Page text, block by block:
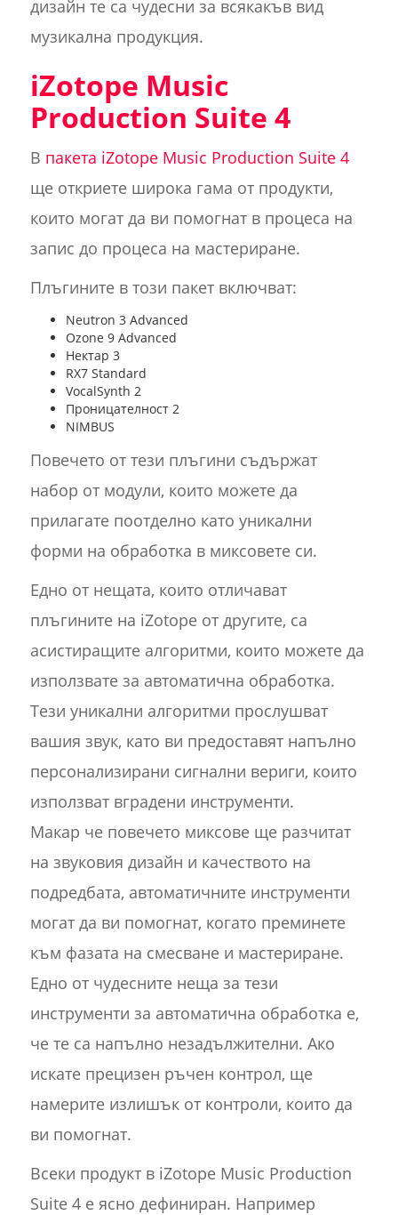
дизайн те са чудесни за всякакъв вид
музикална продукция.
iZotope Music
Production Suite 4
В пакета iZotope Music Production Suite 4
ще откриете широка гама от продукти,
които могат да ви помогнат в процеса на
запис до процеса на мастериране.
Плъгините в този пакет включват:
Neutron 3 Advanced
Ozone 9 Advanced
Нектар 3
RX7 Standard
VocalSynth 2
Проницателност 2
NIMBUS
Повечето от тези плъгини съдържат
набор от модули, които можете да
прилагате поотделно като уникални
форми на обработка в миксовете си.
Едно от нещата, които отличават
плъгините на iZotope от другите, са
асистиращите алгоритми, които можете да
използвате за автоматична обработка.
Тези уникални алгоритми прослушват
вашия звук, като ви предоставят напълно
персонализирани сигнални вериги, които
използват вградени инструменти.
Макар че повечето миксове ще разчитат
на звуковия дизайн и качеството на
подредбата, автоматичните инструменти
могат да ви помогнат, когато преминете
към фазата на смесване и мастериране.
Едно от чудесните неща за тези
инструменти за автоматична обработка е,
че те са напълно незадължителни. Ако
искате прецизен ръчен контрол, ще
намерите излишък от контроли, които да
ви помогнат.
Всеки продукт в iZotope Music Production
Suite 4 е ясно дефиниран. Например